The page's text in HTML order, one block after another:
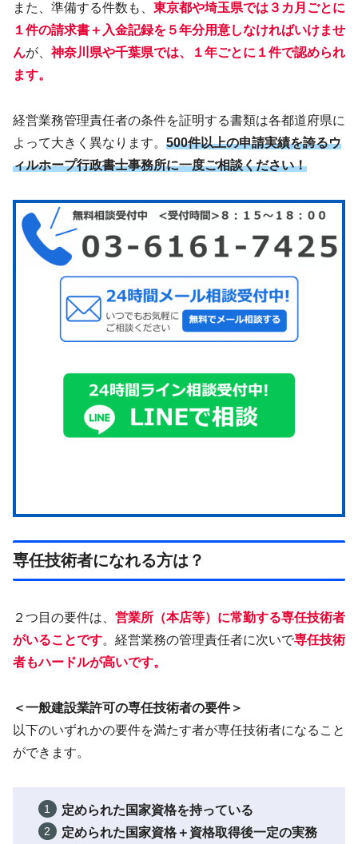
また、準備する件数も、 東京都や埼玉県では３カ月ごとに
１件の請求書＋入金記録を５年分用意しなければいけませ
んが、神奈川県や千葉県では、１年ごとに１件で認められ
ます。
経営業務管理責任者の条件を証明する書類は各都道府県に
よって大きく異なります。 500件以上の申請実績を誇るウ
ィルホープ行政書士事務所に一度ご相談ください！
専任技術者になれる方は？
２つ目の要件は、 営業所（本店等）に常勤する専任技術者
がいることです。経営業務の管理責任者に次いで専任技術
者もハードルが高いです。
＜一般建設業許可の専任技術者の要件＞
以下のいずれかの要件を満たす者が専任技術者になること
ができます。
定められた国家資格を持っている
定められた国家資格＋資格取得後一定の実務